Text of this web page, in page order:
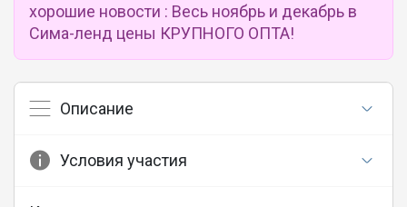
хорошие новости : Весь ноябрь и декабрь в
Сима-ленд цены КРУПНОГО ОПТА!
Описание
Условия участия